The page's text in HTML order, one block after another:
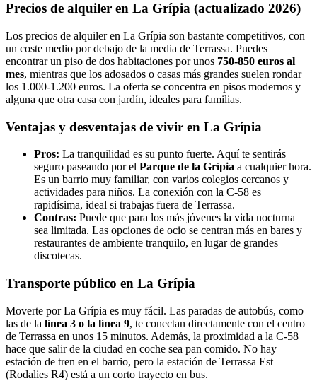
Precios de alquiler en La Grípia (actualizado 2026)
Los precios de alquiler en La Grípia son bastante competitivos, con
un coste medio por debajo de la media de Terrassa. Puedes
encontrar un piso de dos habitaciones por unos 750-850 euros al
mes, mientras que los adosados o casas más grandes suelen rondar
los 1.000-1.200 euros. La oferta se concentra en pisos modernos y
alguna que otra casa con jardín, ideales para familias.
Ventajas y desventajas de vivir en La Grípia
Pros: La tranquilidad es su punto fuerte. Aquí te sentirás
seguro paseando por el Parque de la Grípia a cualquier hora.
Es un barrio muy familiar, con varios colegios cercanos y
actividades para niños. La conexión con la C-58 es
rapidísima, ideal si trabajas fuera de Terrassa.
Contras: Puede que para los más jóvenes la vida nocturna
sea limitada. Las opciones de ocio se centran más en bares y
restaurantes de ambiente tranquilo, en lugar de grandes
discotecas.
Transporte público en La Grípia
Moverte por La Grípia es muy fácil. Las paradas de autobús, como
las de la línea 3 o la línea 9, te conectan directamente con el centro
de Terrassa en unos 15 minutos. Además, la proximidad a la C-58
hace que salir de la ciudad en coche sea pan comido. No hay
estación de tren en el barrio, pero la estación de Terrassa Est
(Rodalies R4) está a un corto trayecto en bus.